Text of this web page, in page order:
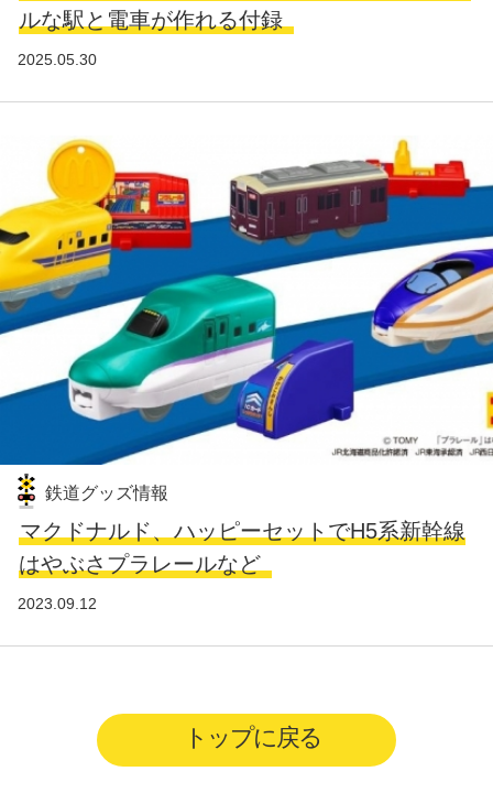
ルな駅と電車が作れる付録
2025.05.30
鉄道グッズ情報
マクドナルド、ハッピーセットでH5系新幹線
はやぶさプラレールなど
2023.09.12
トップに戻る